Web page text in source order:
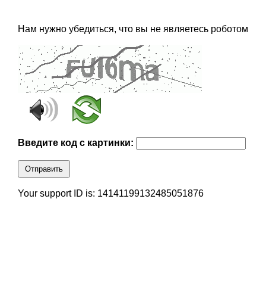
Нам нужно убедиться, что вы не являетесь роботом
Введите код с картинки:
Отправить
Your support ID is: 14141199132485051876